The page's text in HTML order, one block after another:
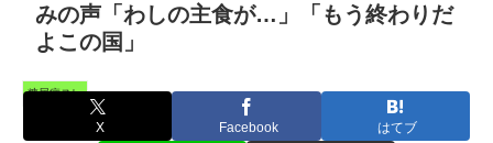
みの声「わしの主食が…」「もう終わりだ
よこの国」
糖尿病スレ
X Facebook はてブ